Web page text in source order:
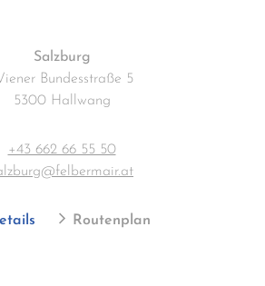
Salzburg
Bundesstraße 5
5300 Hallwang
+43 662 66 55 50
Routenplan